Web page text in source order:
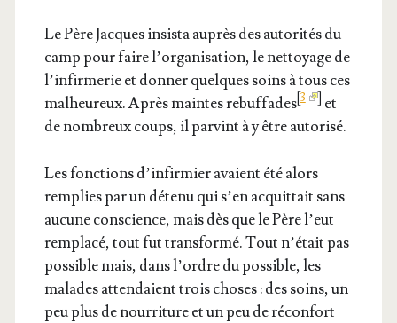
Le Père Jacques insis­ta auprès des auto­ri­tés du
camp pour faire l’or­ga­ni­sa­tion, le net­toyage de
l’in­fir­me­rie et don­ner quelques soins à tous ces
mal­heu­reux. Après maintes rebuf­fades 3 ] et
de nom­breux coups, il par­vint à y être autorisé.
Les fonc­tions d’in­fir­mier avaient été alors
rem­plies par un déte­nu qui s’en acquit­tait sans
aucune conscience, mais dès que le Père l’eut
rem­pla­cé, tout fut trans­for­mé. Tout n’é­tait pas
pos­sible mais, dans l’ordre du pos­sible, les
malades atten­daient trois choses : des soins, un
peu plus de nour­ri­ture et un peu de récon­fort